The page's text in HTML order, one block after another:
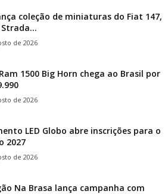
coleção de miniaturas do Fiat 147,
de 2026
1500 Big Horn chega ao Brasil por
de 2026
LED Globo abre inscrições para o
2027
de 2026
Na Brasa lança campanha com